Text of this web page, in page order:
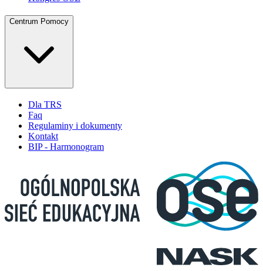
Centrum Pomocy
Dla TRS
Faq
Regulaminy i dokumenty
Kontakt
BIP - Harmonogram